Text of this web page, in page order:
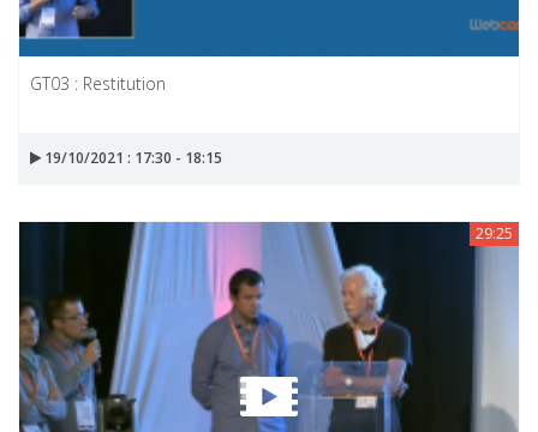
GT03 : Restitution
19/10/2021 : 17:30 - 18:15
29:25